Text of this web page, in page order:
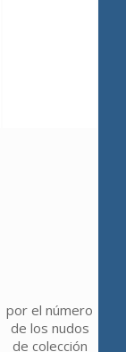
por el número
de los nudos
de colección